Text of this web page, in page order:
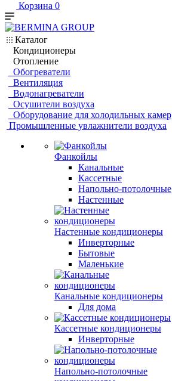
Корзина 0
Каталог
Кондиционеры
Отопление
Обогреватели
Вентиляция
Водонагреватели
Осушители воздуха
Оборудование для холодильных камер
Промышленные увлажнители воздуха
Фанкойлы
Канальные
Кассетные
Напольно-потолочные
Настенные
Настенные кондиционеры
Инверторные
Бытовые
Маленькие
Канальные кондиционеры
Для дома
Кассетные кондиционеры
Инверторные
Напольно-потолочные